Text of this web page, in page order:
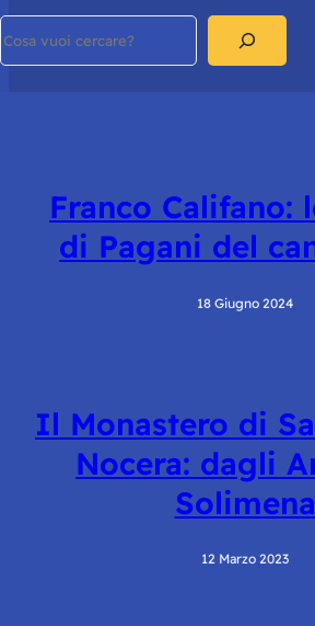
Franco Califano:
di Pagani del
18 Giugno 2024
Il Monastero di
Nocera: dagli
Solimena
12 Marzo 2023